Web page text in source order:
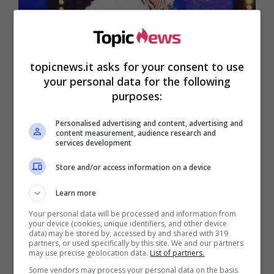
Impossibile non notare il clima che, in questi
giorni, si respira in casaMediaset. Un luogo in
cui l’aria è talmente tesa anche per una delle
regine indiscusse della televisione. Non
topicnews.it asks for your consent to use
your personal data for the following
purposes:
Personalised advertising and content, advertising and
content measurement, audience research and
services development
Store and/or access information on a device
Learn more
Your personal data will be processed and information from
your device (cookies, unique identifiers, and other device
data) may be stored by, accessed by and shared with 319
partners, or used specifically by this site. We and our partners
may use precise geolocation data. List of partners.
Some vendors may process your personal data on the basis